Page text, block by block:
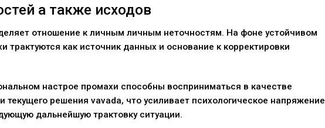
а также исходов
отношение к личным личным неточностям. На фоне устойчивом
трактуются как источник данных и основание к корректировки
настрое промахи способны восприниматься в качестве
решения vavada, что усиливает психологическое напряжение
дальнейшую трактовку ситуации.